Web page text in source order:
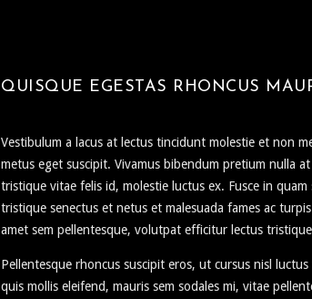
QUISQUE EGESTAS RHONCUS
Vestibulum a lacus at lectus tincidunt molestie et non
metus eget suscipit. Vivamus bibendum pretium nulla
tristique vitae felis id, molestie luctus ex. Fusce in
tristique senectus et netus et malesuada fames ac
amet sem pellentesque, volutpat efficitur lectus
Pellentesque rhoncus suscipit eros, ut cursus nisl
quis mollis eleifend, mauris sem sodales mi, vitae